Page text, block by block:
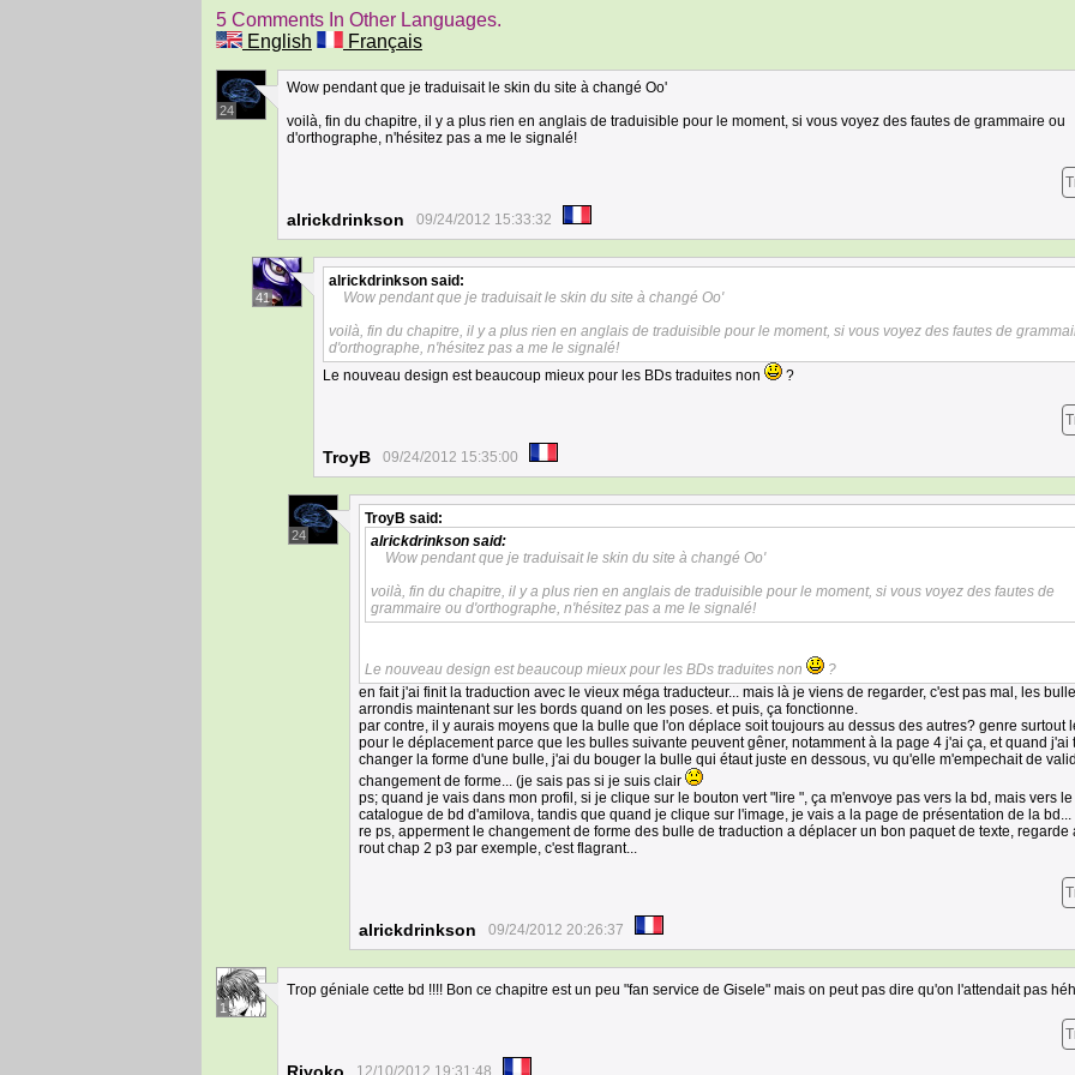
5 Comments In Other Languages.
English
Français
24
Wow pendant que je traduisait le skin du site à changé Oo'
voilà, fin du chapitre, il y a plus rien en anglais de traduisible pour le moment, si vous voyez des fautes de grammaire ou
d'orthographe, n'hésitez pas a me le signalé!
alrickdrinkson 09/24/2012 15:33:32
41
alrickdrinkson said:
Wow pendant que je traduisait le skin du site à changé Oo'
voilà, fin du chapitre, il y a plus rien en anglais de traduisible pour le moment, si vous voyez des fautes de
d'orthographe, n'hésitez pas a me le signalé!
Le nouveau design est beaucoup mieux pour les BDs traduites non
?
TroyB 09/24/2012 15:35:00
24
TroyB said:
alrickdrinkson said:
Wow pendant que je traduisait le skin du site à changé Oo'
voilà, fin du chapitre, il y a plus rien en anglais de traduisible pour le moment, si vous voyez des fautes de
grammaire ou d'orthographe, n'hésitez pas a me le signalé!
Le nouveau design est beaucoup mieux pour les BDs traduites non
?
en fait j'ai finit la traduction avec le vieux méga traducteur... mais là je viens de regarder, c'est pas mal, les
arrondis maintenant sur les bords quand on les poses. et puis, ça fonctionne.
par contre, il y aurais moyens que la bulle que l'on déplace soit toujours au dessus des autres? genre surtout
pour le déplacement parce que les bulles suivante peuvent gêner, notamment à la page 4 j'ai ça, et quand j'ai
changer la forme d'une bulle, j'ai du bouger la bulle qui étaut juste en dessous, vu qu'elle m'empechait de
changement de forme... (je sais pas si je suis clair
ps; quand je vais dans mon profil, si je clique sur le bouton vert "lire ", ça m'envoye pas vers la bd, mais vers le
catalogue de bd d'amilova, tandis que quand je clique sur l'image, je vais a la page de présentation de la bd...
re ps, apperment le changement de forme des bulle de traduction a déplacer un bon paquet de texte, regarde
rout chap 2 p3 par exemple, c'est flagrant...
alrickdrinkson 09/24/2012 20:26:37
1
Trop géniale cette bd !!!! Bon ce chapitre est un peu "fan service de Gisele" mais on peut pas dire qu'on l'attendait pas
12/10/2012 19:31:48